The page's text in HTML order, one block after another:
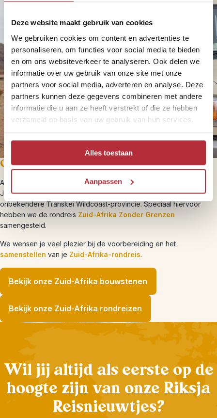
Deze website maakt gebruik van cookies
We gebruiken cookies om content en advertenties te
personaliseren, om functies voor social media te bieden
en om ons websiteverkeer te analyseren. Ook delen we
informatie over uw gebruik van onze site met onze
partners voor social media, adverteren en analyse. Deze
partners kunnen deze gegevens combineren met andere
informatie die u aan ze heeft verstrekt of die ze hebben
verzameld op basis van uw gebruik van hun services.
Alles toestaan
Aanpassen
Ons Zuid-Afrika-advies voor vier weken:
Als je vier weken de tijd hebt, kun je het gehele stuk van
Johannesburg naar Kaapstad met de auto afleggen, inclusief de
onbekendere Transkei Wildcoast-provincie. Speciaal hiervoor
hebben we de rondreis Zuid-Afrika Zonder Grenzen
samengesteld.
We wensen je veel plezier bij de voorbereiding en het
samenstellen van je Zuid-Afrika-rondreis.
Bekijk onze Zuid-Afrika bouwstenen
Bekijk onze Zuid-Afrika rondreizen
Wil jij altijd als eerste op de
hoogte zijn van onze Riksja
Reisnieuwtjes?